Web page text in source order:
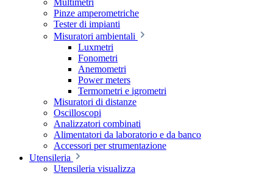
Multimetri
Pinze amperometriche
Tester di impianti
Misuratori ambientali
Luxmetri
Fonometri
Anemometri
Power meters
Termometri e igrometri
Misuratori di distanze
Oscilloscopi
Analizzatori combinati
Alimentatori da laboratorio e da banco
Accessori per strumentazione
Utensileria
Utensileria visualizza